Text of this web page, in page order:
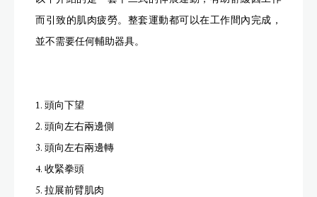
而引致的肌肉疲勞。整套運動都可以在工作間內完成，
並不需要任何輔助器具。
1. 頭向下望
2. 頭向左右兩邊側
3. 頭向左右兩邊轉
4. 收緊拳頭
5. 拉展前臂肌肉